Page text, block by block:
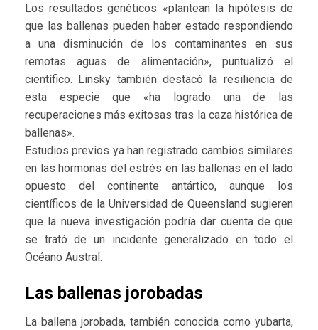
Los resultados genéticos «plantean la hipótesis de
que las ballenas pueden haber estado respondiendo
a una disminución de los contaminantes en sus
remotas aguas de alimentación», puntualizó el
científico. Linsky también destacó la resiliencia de
esta especie que «ha logrado una de las
recuperaciones más exitosas tras la caza histórica de
ballenas».
Estudios previos ya han registrado cambios similares
en las hormonas del estrés en las ballenas en el lado
opuesto del continente antártico, aunque los
científicos de la Universidad de Queensland sugieren
que la nueva investigación podría dar cuenta de que
se trató de un incidente generalizado en todo el
Océano Austral.
Las ballenas jorobadas
La ballena jorobada, también conocida como yubarta,